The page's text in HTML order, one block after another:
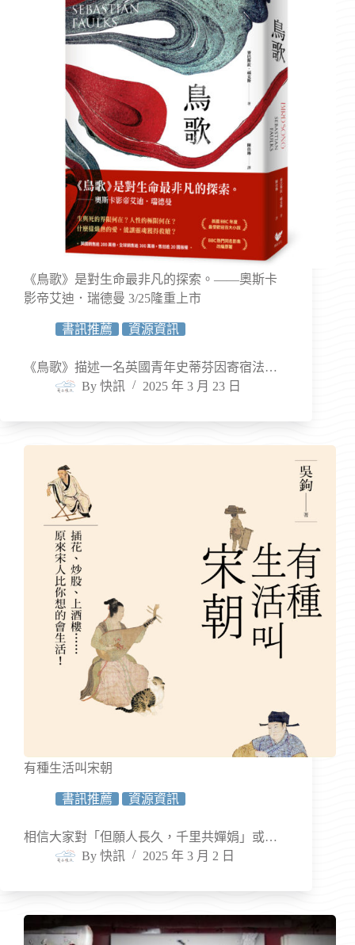
《鳥歌》是對生命最非凡的探索。——奧斯卡
影帝艾迪．瑞德曼 3/25隆重上市
書訊推薦 資源資訊
《鳥歌》描述一名英國青年史蒂芬因寄宿法…
By 快訊 2025 年 3 月 23 日
有種生活叫宋朝
書訊推薦 資源資訊
相信大家對「但願人長久，千里共嬋娟」或…
By 快訊 2025 年 3 月 2 日